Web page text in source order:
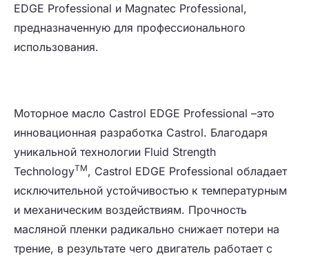
EDGE Professional и Magnatec Professional,
предназначенную для профессионального
использования.
Моторное масло Castrol EDGE Professional –это
инновационная разработка Castrol. Благодаря
уникальной технологии Fluid Strength
TechnologyTM, Castrol EDGE Professional обладает
исключительной устойчивостью к температурным
и механическим воздействиям. Прочность
масляной пленки радикально снижает потери на
трение, в результате чего двигатель работает с